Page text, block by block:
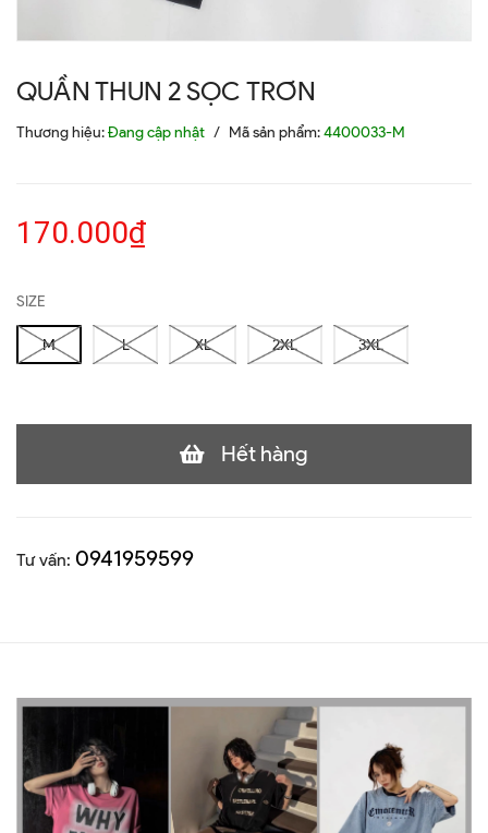
QUẦN THUN 2 SỌC TRƠN
Thương hiệu:Đang cập nhật / Mã sản phẩm:4400033-M
170.000₫
SIZE
M L XL 2XL 3XL
Hết hàng
Tư vấn: 0941959599